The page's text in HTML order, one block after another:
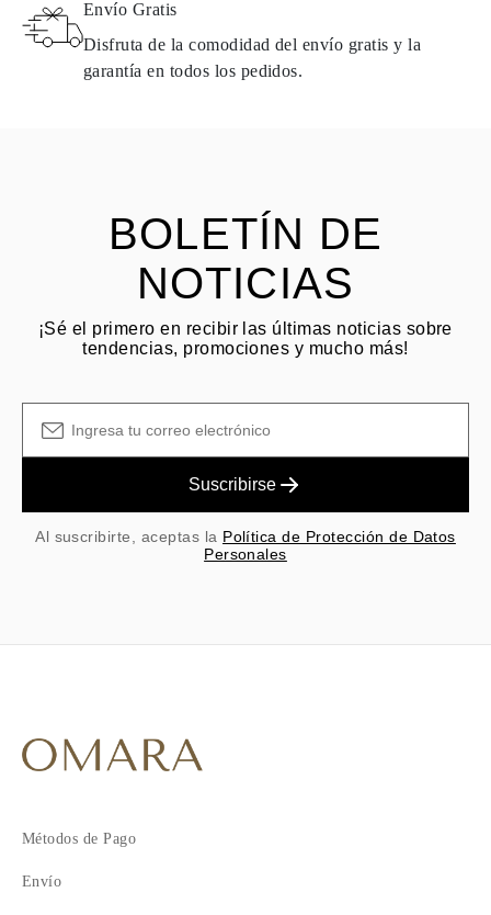
de la fecha de entrega. Los productos que contienen diamantes
naturales pueden devolverse bajo las mismas condiciones —
a partir de la fecha de entrega del
Envío Gratis
Disfruta de la comodidad del envío gratis y la
garantía en todos los pedidos.
BOLETÍN DE
NOTICIAS
¡Sé el primero en recibir las últimas noticias sobre
tendencias, promociones y mucho más!
Suscribirse
Al suscribirte, aceptas la Política de Protección de Datos
Personales
Métodos de Pago
Envío